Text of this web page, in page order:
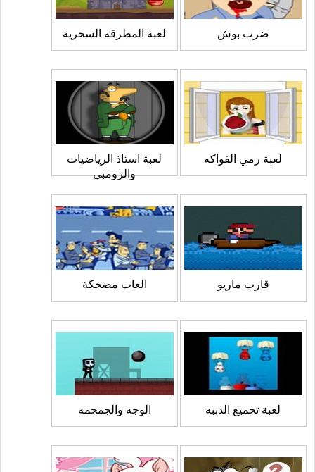
ضرب بوش لعبة المطرقه السحرية
لعبة رمي الفواكه
لعبة استاذ الرياضيات
والزومبي
قارب ماريو العاب مضحكة
لعبة تجميع الدببه الوجه والجمجمه